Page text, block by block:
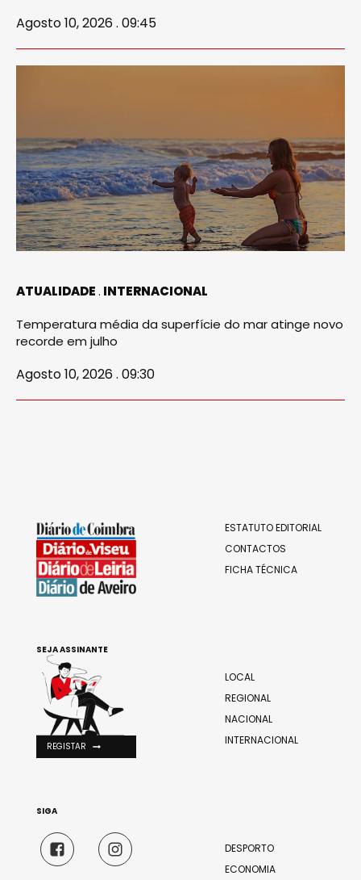
Agosto 10, 2026 . 09:45
ATUALIDADE INTERNACIONAL
Temperatura média da superfície do mar atinge novo
recorde em julho
Agosto 10, 2026 . 09:30
ESTATUTO EDITORIAL
CONTACTOS
FICHA TÉCNICA
LOCAL
REGIONAL
NACIONAL
INTERNACIONAL
DESPORTO
ECONOMIA
SEJA ASSINANTE
REGISTAR
SIGA